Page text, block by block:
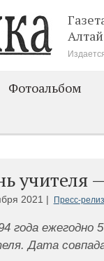
Фотоальбом
учителя
2021 | Пресс-релиз
года ежегодно
Дата